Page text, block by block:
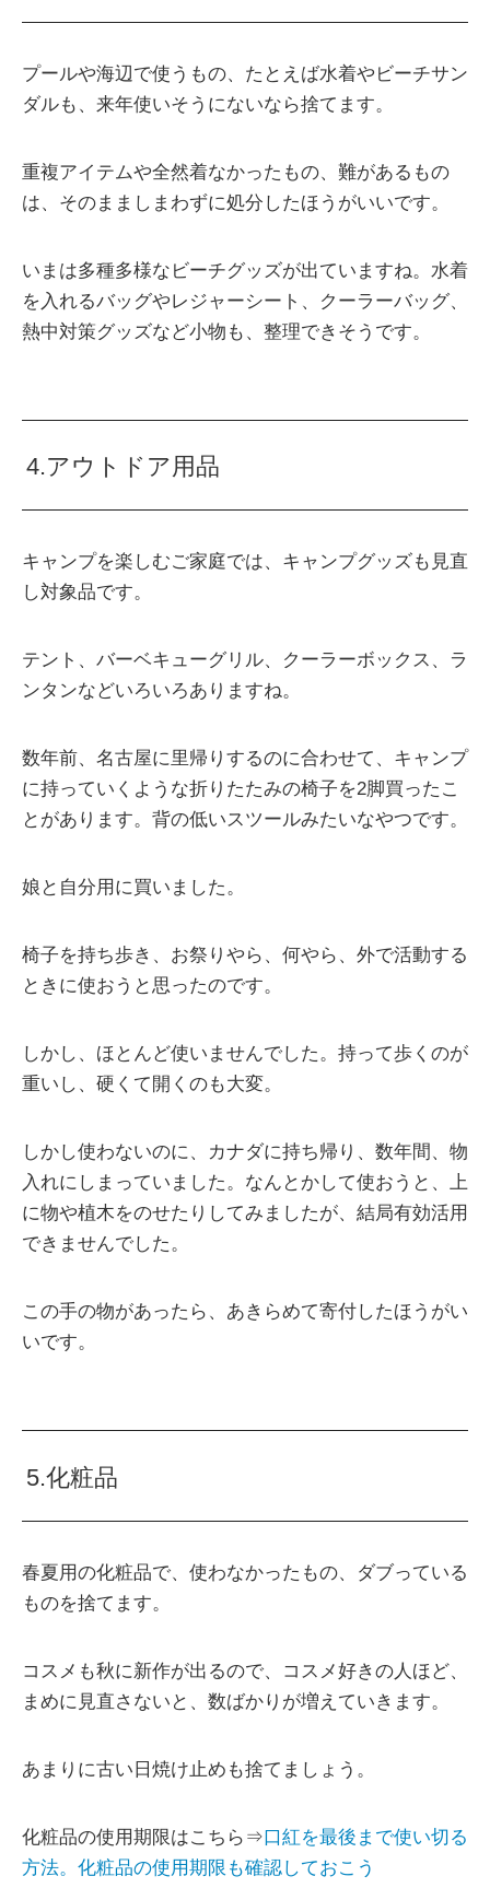
プールや海辺で使うもの、たとえば水着やビーチサン
ダルも、来年使いそうにないなら捨てます。
重複アイテムや全然着なかったもの、難があるもの
は、そのまましまわずに処分したほうがいいです。
いまは多種多様なビーチグッズが出ていますね。水着
を入れるバッグやレジャーシート、クーラーバッグ、
熱中対策グッズなど小物も、整理できそうです。
4.アウトドア用品
キャンプを楽しむご家庭では、キャンプグッズも見直
し対象品です。
テント、バーベキューグリル、クーラーボックス、ラ
ンタンなどいろいろありますね。
数年前、名古屋に里帰りするのに合わせて、キャンプ
に持っていくような折りたたみの椅子を2脚買ったこ
とがあります。背の低いスツールみたいなやつです。
娘と自分用に買いました。
椅子を持ち歩き、お祭りやら、何やら、外で活動する
ときに使おうと思ったのです。
しかし、ほとんど使いませんでした。持って歩くのが
重いし、硬くて開くのも大変。
しかし使わないのに、カナダに持ち帰り、数年間、物
入れにしまっていました。なんとかして使おうと、上
に物や植木をのせたりしてみましたが、結局有効活用
できませんでした。
この手の物があったら、あきらめて寄付したほうがい
いです。
5.化粧品
春夏用の化粧品で、使わなかったもの、ダブっている
ものを捨てます。
コスメも秋に新作が出るので、コスメ好きの人ほど、
まめに見直さないと、数ばかりが増えていきます。
あまりに古い日焼け止めも捨てましょう。
化粧品の使用期限はこちら⇒口紅を最後まで使い切る
方法。化粧品の使用期限も確認しておこう